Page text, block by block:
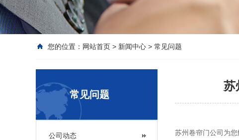
您的位置： 网站首页 > 新闻中心 > 常见问题
常见问题
公司动态
苏
苏州卷帘门公司为